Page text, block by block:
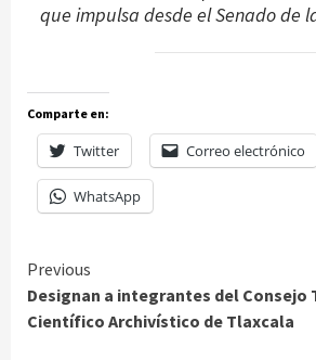
que impulsa desde el Senado de
Comparte en:
Twitter Correo electrónico
WhatsApp
Continue
Reading
Previous
Designan a integrantes del Consejo
Científico Archivístico de Tlaxcala